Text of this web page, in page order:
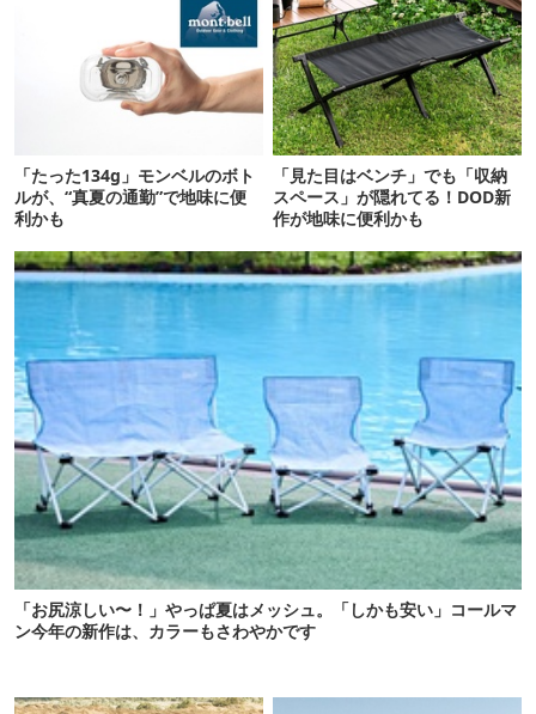
「たった134g」モンベルのボト
ルが、“真夏の通勤”で地味に便
利かも
「見た目はベンチ」でも「収納
スペース」が隠れてる！DOD新
作が地味に便利かも
「お尻涼しい〜！」やっぱ夏はメッシュ。「しかも安い」コールマ
ン今年の新作は、カラーもさわやかです